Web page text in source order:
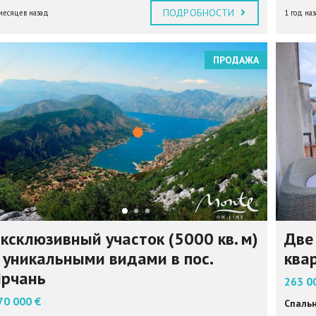
назад ПОДРОБНОСТИ 1 год
ПРОДАЖА
участок (5000 кв. м)
уникальными видами в пос.
000 €
Две
263